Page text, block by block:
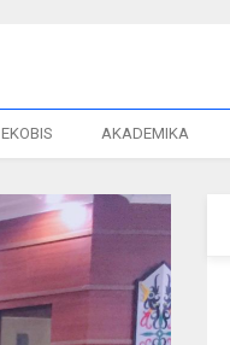
EKOBIS AKADEMIKA